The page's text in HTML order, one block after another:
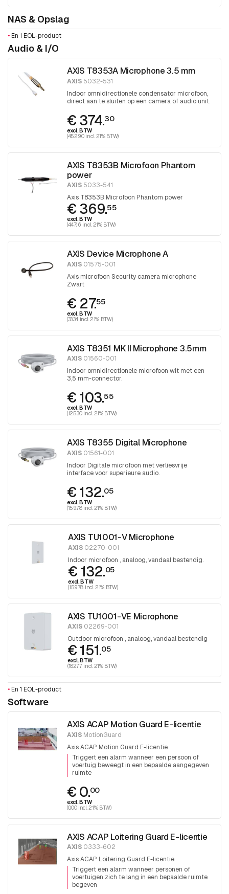
NAS & Opslag
• En 1 EOL-product
Audio & I/O
AXIS T8353A Microphone 3.5 mm
AXIS 5032-531
Indoor omnidirectionele condensator microfoon,
direct aan te sluiten op een camera of audio unit.
€ 374.30
excl. BTW
(452.90 incl. 21% BTW)
AXIS T8353B Microfoon Phantom
power
AXIS 5033-541
Axis T8353B Microfoon Phantom power
€ 369.55
excl. BTW
(447.16 incl. 21% BTW)
AXIS Device Microphone A
AXIS 01575-001
Axis microfoon Security camera microphone
Zwart
€ 27.55
excl. BTW
(33.34 incl. 21% BTW)
AXIS T8351 MK II Microphone 3.5mm
AXIS 01560-001
Indoor omnidirectionele microfoon wit met een
3,5 mm-connector.
€ 103.55
excl. BTW
(125.30 incl. 21% BTW)
AXIS T8355 Digital Microphone
AXIS 01561-001
Indoor Digitale microfoon met verliesvrije
interface voor superieure audio.
€ 132.05
excl. BTW
(159.78 incl. 21% BTW)
AXIS TU1001-V Microphone
AXIS 02270-001
Indoor microfoon , analoog, vandaal bestendig.
€ 132.05
excl. BTW
(159.78 incl. 21% BTW)
AXIS TU1001-VE Microphone
AXIS 02269-001
Outdoor microfoon , analoog, vandaal bestendig
€ 151.05
excl. BTW
(182.77 incl. 21% BTW)
• En 1 EOL-product
Software
AXIS ACAP Motion Guard E-licentie
AXIS MotionGuard
Axis ACAP Motion Guard E-licentie
Triggert een alarm wanneer een persoon of
voertuig beweegt in een bepaalde aangegeven
ruimte
€ 0.00
excl. BTW
(0.00 incl. 21% BTW)
AXIS ACAP Loitering Guard E-licentie
AXIS 0333-602
Axis ACAP Loitering Guard E-licentie
Triggert een alarm wanneer personen of
voertuigen zich te lang in een bepaalde ruimte
begeven